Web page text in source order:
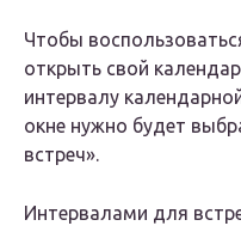
Чтобы
открыть свой
интервалу
окне нужно будет
встреч».
Интервалами для